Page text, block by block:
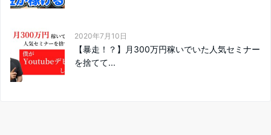
2020年7月10日
【暴走！？】月300万円稼いでいた人気セミナー
を捨てて...